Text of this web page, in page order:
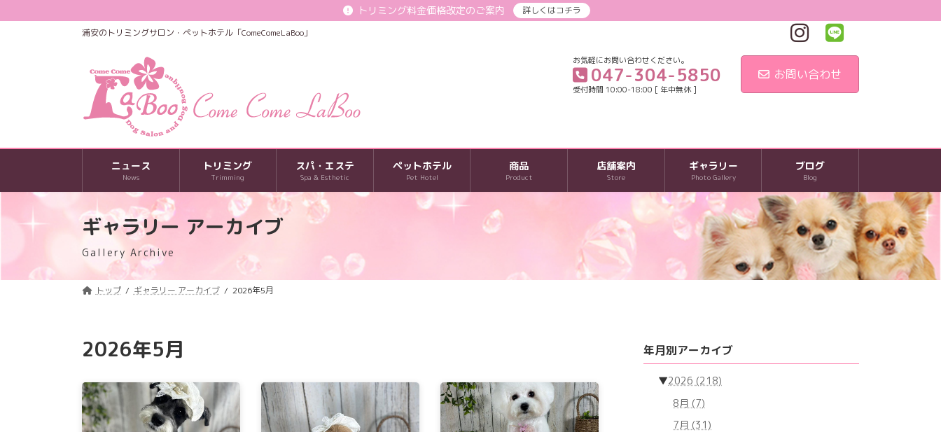
ン
ビ
トリミング料金価格改定のご案内
詳しくはコチラ
浦安のトリミングサロン・ペットホテル「ComeComeLaBoo」
お気軽にお問い合わせください。
047-304-5850
受付時間 10:00-18:00 [ 年中無休 ]
お問い合わせ
ニュース
News
トリミング
Trimming
スパ・エステ
Spa & Esthetic
ペットホテル
Pet Hotel
商品
Product
店舗案内
Store
ギャラリー
Photo Gallery
ブログ
Blog
ギャラリー アーカイブ
Gallery Archive
トップ ギャラリー アーカイブ 2026年5月
2026年5月 年月別アーカイブ
▼2026 (218)
8月 (7)
7月 (31)